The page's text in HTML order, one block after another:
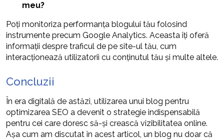
meu?
Poți monitoriza performanța blogului tău folosind
instrumente precum Google Analytics. Aceasta îți oferă
informații despre traficul de pe site-ul tău, cum
interacționează utilizatorii cu conținutul tău și multe altele.
Concluzii
În era digitală de astăzi, utilizarea unui blog pentru
optimizarea SEO a devenit o strategie indispensabilă
pentru cei care doresc să-și crească vizibilitatea online.
Așa cum am discutat în acest articol, un blog nu doar că